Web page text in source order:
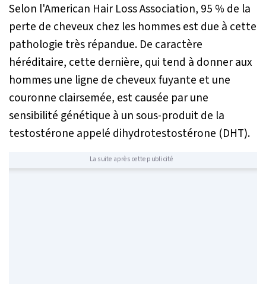
Selon l'American Hair Loss Association, 95 % de la
perte de cheveux chez les hommes est due à cette
pathologie très répandue. De caractère
héréditaire, cette dernière, qui tend à donner aux
hommes une ligne de cheveux fuyante et une
couronne clairsemée, est causée par une
sensibilité génétique à un sous-produit de la
testostérone appelé dihydrotestostérone (DHT).
La suite après cette publicité